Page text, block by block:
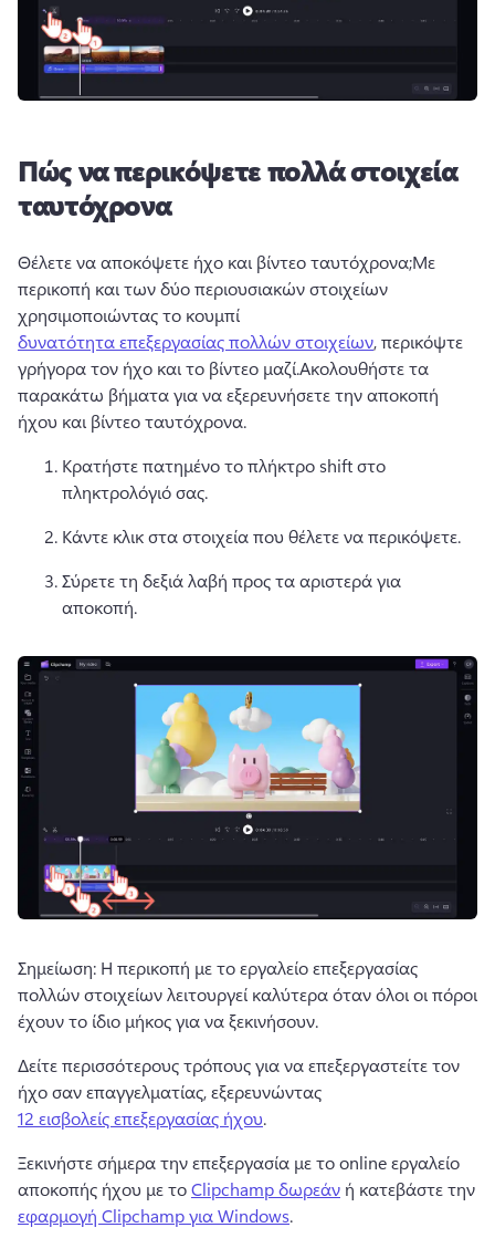
Πώς να περικόψετε πολλά στοιχεία
ταυτόχρονα
Θέλετε να αποκόψετε ήχο και βίντεο ταυτόχρονα;Με
περικοπή και των δύο περιουσιακών στοιχείων
χρησιμοποιώντας το κουμπί
δυνατότητα επεξεργασίας πολλών στοιχείων, περικόψτε
γρήγορα τον ήχο και το βίντεο μαζί.Ακολουθήστε τα
παρακάτω βήματα για να εξερευνήσετε την αποκοπή
ήχου και βίντεο ταυτόχρονα.
Κρατήστε πατημένο το πλήκτρο shift στο
πληκτρολόγιό σας.
Κάντε κλικ στα στοιχεία που θέλετε να περικόψετε.
Σύρετε τη δεξιά λαβή προς τα αριστερά για
αποκοπή.
Σημείωση: Η περικοπή με το εργαλείο επεξεργασίας
πολλών στοιχείων λειτουργεί καλύτερα όταν όλοι οι πόροι
έχουν το ίδιο μήκος για να ξεκινήσουν.
Δείτε περισσότερους τρόπους για να επεξεργαστείτε τον
ήχο σαν επαγγελματίας, εξερευνώντας
12 εισβολείς επεξεργασίας ήχου.
Ξεκινήστε σήμερα την επεξεργασία με το online εργαλείο
αποκοπής ήχου με το Clipchamp δωρεάν
εφαρμογή Clipchamp για Windows.